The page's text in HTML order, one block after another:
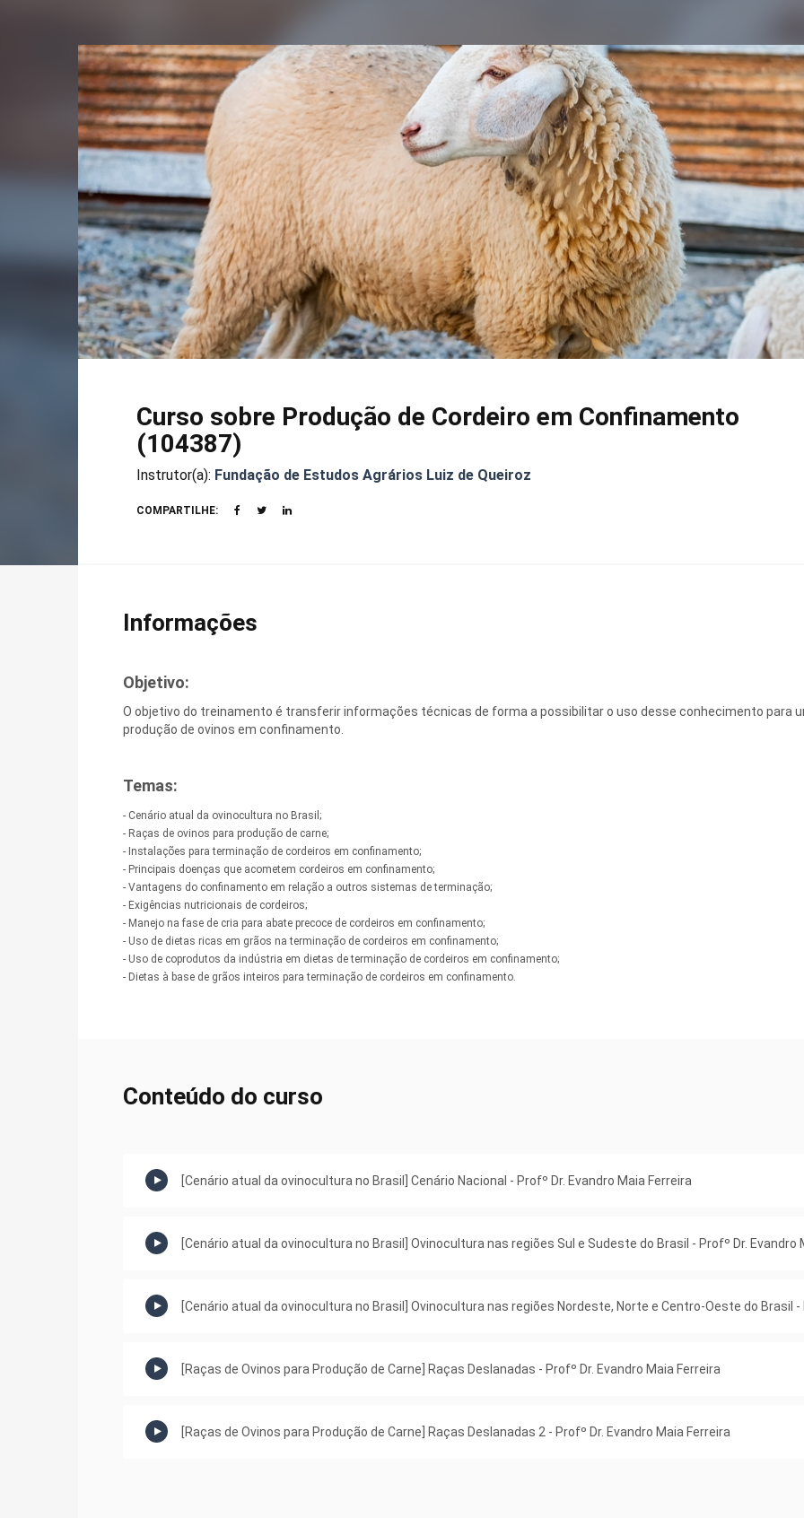
Curso sobre Produção de Cordeiro em Confinamento
(104387)
Instrutor(a): Fundação de Estudos Agrários Luiz de Queiroz
COMPARTILHE:
Informações
Objetivo:
O objetivo do treinamento é transferir informações técnicas de forma a possibilitar o uso desse conhecimento para
produção de ovinos em confinamento.
Temas:
- Cenário atual da ovinocultura no Brasil;
- Raças de ovinos para produção de carne;
- Instalações para terminação de cordeiros em confinamento;
- Principais doenças que acometem cordeiros em confinamento;
- Vantagens do confinamento em relação a outros sistemas de terminação;
- Exigências nutricionais de cordeiros;
- Manejo na fase de cria para abate precoce de cordeiros em confinamento;
- Uso de dietas ricas em grãos na terminação de cordeiros em confinamento;
- Uso de coprodutos da indústria em dietas de terminação de cordeiros em confinamento;
- Dietas à base de grãos inteiros para terminação de cordeiros em confinamento.
Conteúdo do curso
[Cenário atual da ovinocultura no Brasil] Cenário Nacional - Profº Dr. Evandro Maia Ferreira
[Cenário atual da ovinocultura no Brasil] Ovinocultura nas regiões Sul e Sudeste do Brasil - Profº Dr. Evandro
[Cenário atual da ovinocultura no Brasil] Ovinocultura nas regiões Nordeste, Norte e Centro-Oeste do Brasil -
[Raças de Ovinos para Produção de Carne] Raças Deslanadas - Profº Dr. Evandro Maia Ferreira
[Raças de Ovinos para Produção de Carne] Raças Deslanadas 2 - Profº Dr. Evandro Maia Ferreira